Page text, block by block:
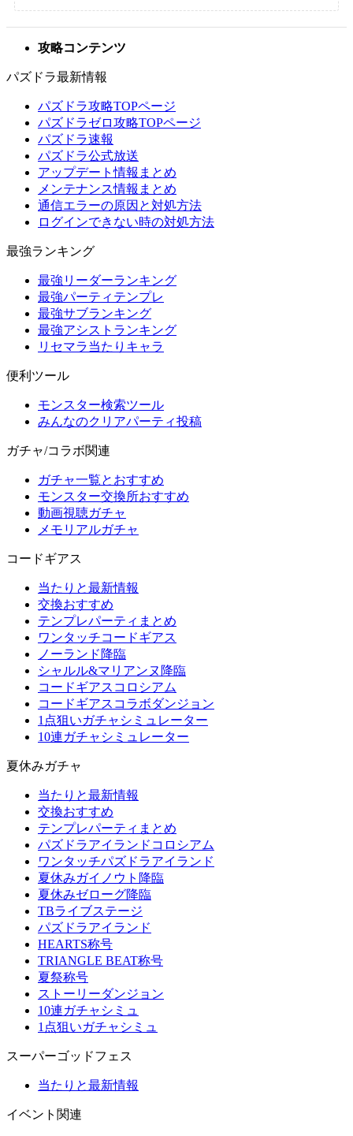
攻略コンテンツ
パズドラ最新情報
パズドラ攻略TOPページ
パズドラゼロ攻略TOPページ
パズドラ速報
パズドラ公式放送
アップデート情報まとめ
メンテナンス情報まとめ
通信エラーの原因と対処方法
ログインできない時の対処方法
最強ランキング
最強リーダーランキング
最強パーティテンプレ
最強サブランキング
最強アシストランキング
リセマラ当たりキャラ
便利ツール
モンスター検索ツール
みんなのクリアパーティ投稿
ガチャ/コラボ関連
ガチャ一覧とおすすめ
モンスター交換所おすすめ
動画視聴ガチャ
メモリアルガチャ
コードギアス
当たりと最新情報
交換おすすめ
テンプレパーティまとめ
ワンタッチコードギアス
ノーランド降臨
シャルル&マリアンヌ降臨
コードギアスコロシアム
コードギアスコラボダンジョン
1点狙いガチャシミュレーター
10連ガチャシミュレーター
夏休みガチャ
当たりと最新情報
交換おすすめ
テンプレパーティまとめ
パズドラアイランドコロシアム
ワンタッチパズドラアイランド
夏休みガイノウト降臨
夏休みゼローグ降臨
TBライブステージ
パズドラアイランド
HEARTS称号
TRIANGLE BEAT称号
夏祭称号
ストーリーダンジョン
10連ガチャシミュ
1点狙いガチャシミュ
スーパーゴッドフェス
当たりと最新情報
イベント関連